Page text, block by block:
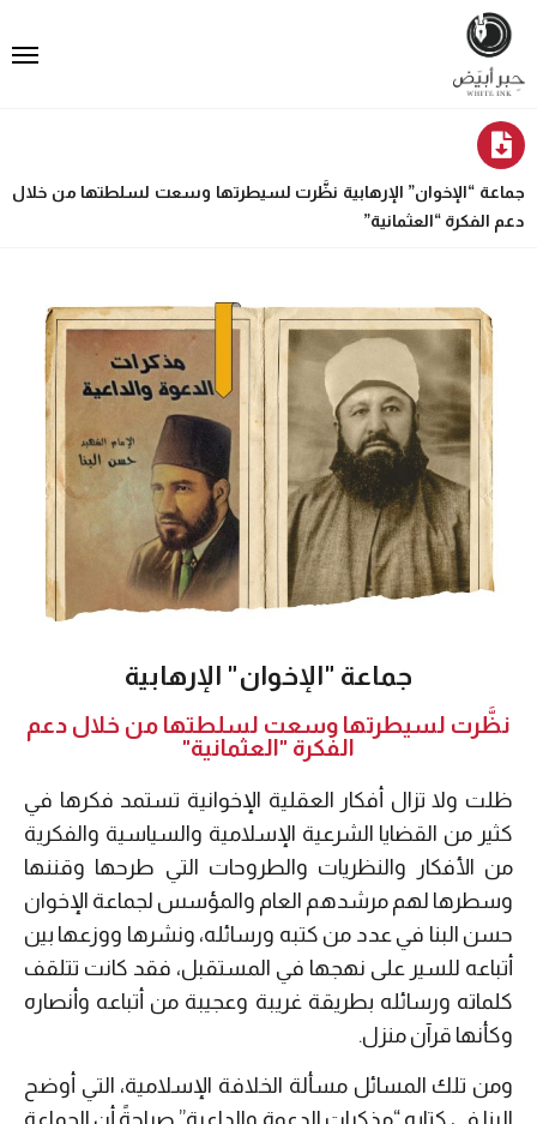
جماعة “الإخوان” الإرهابية نظَّرت لسيطرتها وسعت لسلطتها من خلال
دعم الفكرة “العثمانية”
جماعة "الإخوان" الإرهابية
نظَّرت لسيطرتها وسعت لسلطتها من خلال دعم
الفكرة "العثمانية"
ظلت ولا تزال أفكار العقلية الإخوانية تستمد فكرها في
كثير من القضايا الشرعية الإسلامية والسياسية والفكرية
من الأفكار والنظريات والطروحات التي طرحها وقننها
وسطرها لهم مرشدهم العام والمؤسس لجماعة الإخوان
حسن البنا في عدد من كتبه ورسائله، ونشرها ووزعها بين
أتباعه للسير على نهجها في المستقبل، فقد كانت تتلقف
كلماته ورسائله بطريقة غريبة وعجيبة من أتباعه وأنصاره
وكأنها قرآن منزل.
ومن تلك المسائل مسألة الخلافة الإسلامية، التي أوضح